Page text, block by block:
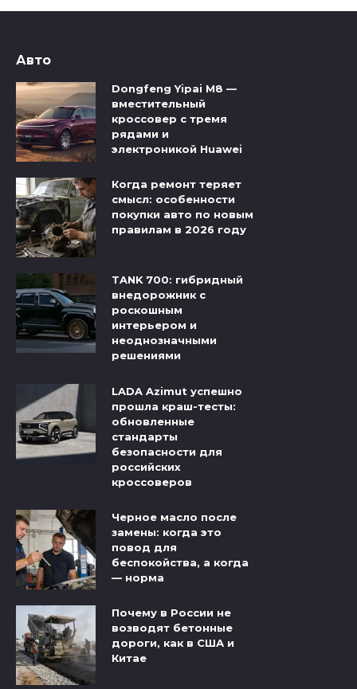
Авто
Dongfeng Yipai M8 —
вместительный
кроссовер с тремя
рядами и
электроникой Huawei
Когда ремонт теряет
смысл: особенности
покупки авто по новым
правилам в 2026 году
TANK 700: гибридный
внедорожник с
роскошным
интерьером и
неоднозначными
решениями
LADA Azimut успешно
прошла краш-тесты:
обновленные
стандарты
безопасности для
российских
кроссоверов
Черное масло после
замены: когда это
повод для
беспокойства, а когда
— норма
Почему в России не
возводят бетонные
дороги, как в США и
Китае